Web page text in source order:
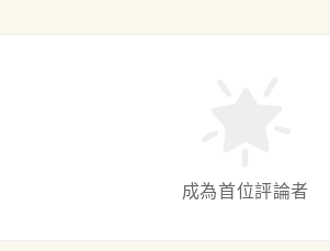
成為首位評論者